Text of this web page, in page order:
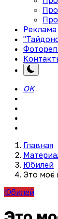
OK
Главная
Юбилей
Это моё
Юбилей